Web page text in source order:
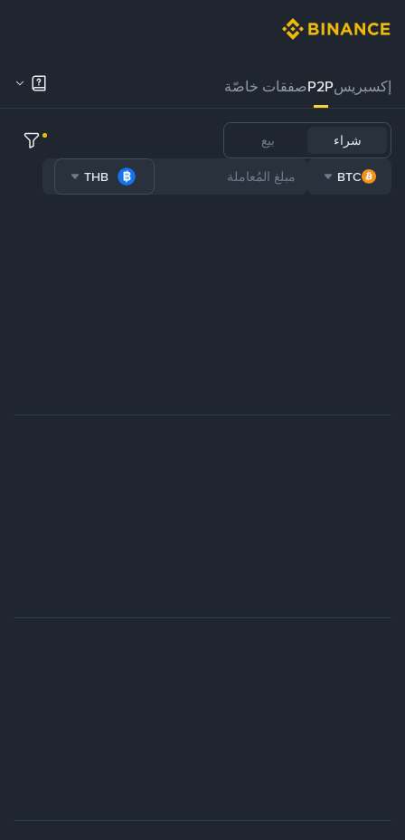
إكسبريسP2Pصفقات خاصّة
شراء بيع
BTC
THB